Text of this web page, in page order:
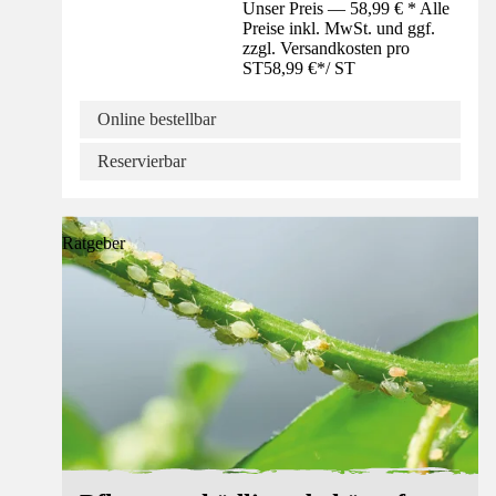
Unser Preis — 58,99 € * Alle
Preise inkl. MwSt. und ggf.
zzgl. Versandkosten pro
ST58,99 €*/ ST
Online bestellbar
Reservierbar
Ratgeber